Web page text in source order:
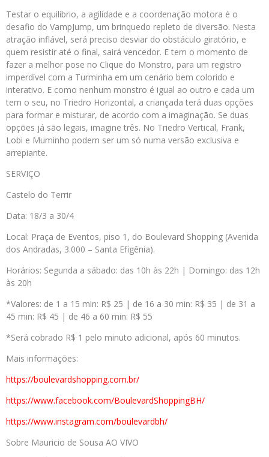
Testar o equilíbrio, a agilidade e a coordenação motora é o
desafio do VampJump, um brinquedo repleto de diversão. Nesta
atração inflável, será preciso desviar do obstáculo giratório, e
quem resistir até o final, sairá vencedor. E tem o momento de
fazer a melhor pose no Clique do Monstro, para um registro
imperdível com a Turminha em um cenário bem colorido e
interativo. E como nenhum monstro é igual ao outro e cada um
tem o seu, no Triedro Horizontal, a criançada terá duas opções
para formar e misturar, de acordo com a imaginação. Se duas
opções já são legais, imagine três. No Triedro Vertical, Frank,
Lobi e Muminho podem ser um só numa versão exclusiva e
arrepiante.
SERVIÇO
Castelo do Terrir
Data: 18/3 a 30/4
Local: Praça de Eventos, piso 1, do Boulevard Shopping (Avenida
dos Andradas, 3.000 – Santa Efigênia).
Horários: Segunda a sábado: das 10h às 22h | Domingo: das 12h
às 20h
*Valores: de 1 a 15 min: R$ 25 | de 16 a 30 min: R$ 35 | de 31 a
45 min: R$ 45 | de 46 a 60 min: R$ 55
*Será cobrado R$ 1 pelo minuto adicional, após 60 minutos.
Mais informações:
https://boulevardshopping.com.br/
https://www.facebook.com/BoulevardShoppingBH/
https://www.instagram.com/boulevardbh/
Sobre Mauricio de Sousa AO VIVO